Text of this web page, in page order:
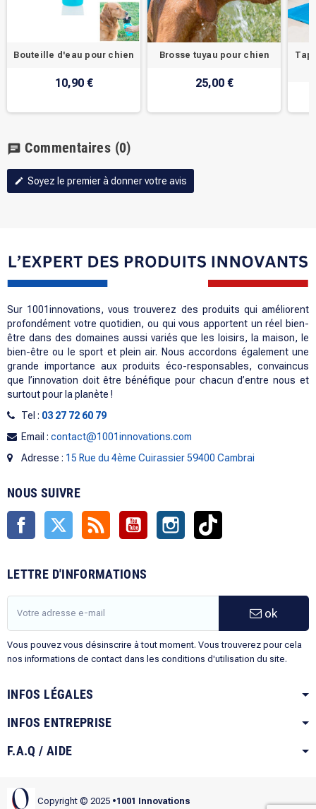
Bouteille d'eau pour chien
10,90 €
Brosse tuyau pour chien
25,00 €
chat Commentaires (0)
edit Soyez le premier à donner votre avis
Sur 1001innovations, vous trouverez des produits qui améliorent
profondément votre quotidien, ou qui vous apportent un réel bien-
être dans des domaines aussi variés que les loisirs, la maison, le
bien-être ou le sport et plein air. Nous accordons également une
grande importance aux produits éco-responsables, convaincus
que l’innovation doit être bénéfique pour chacun d’entre nous et
surtout pour la planète !
Tel : 03 27 72 60 79
Email : contact@1001innovations.com
Adresse : 15 Rue du 4ème Cuirassier 59400 Cambrai
NOUS SUIVRE
Facebook Twitter Rss YouTube Instagram
LETTRE D'INFORMATIONS
ok
Vous pouvez vous désinscrire à tout moment. Vous trouverez pour cela
nos informations de contact dans les conditions d'utilisation du site.
INFOS LÉGALES
INFOS ENTREPRISE
F.A.Q / AIDE
Copyright © 2025 •1001 Innovations